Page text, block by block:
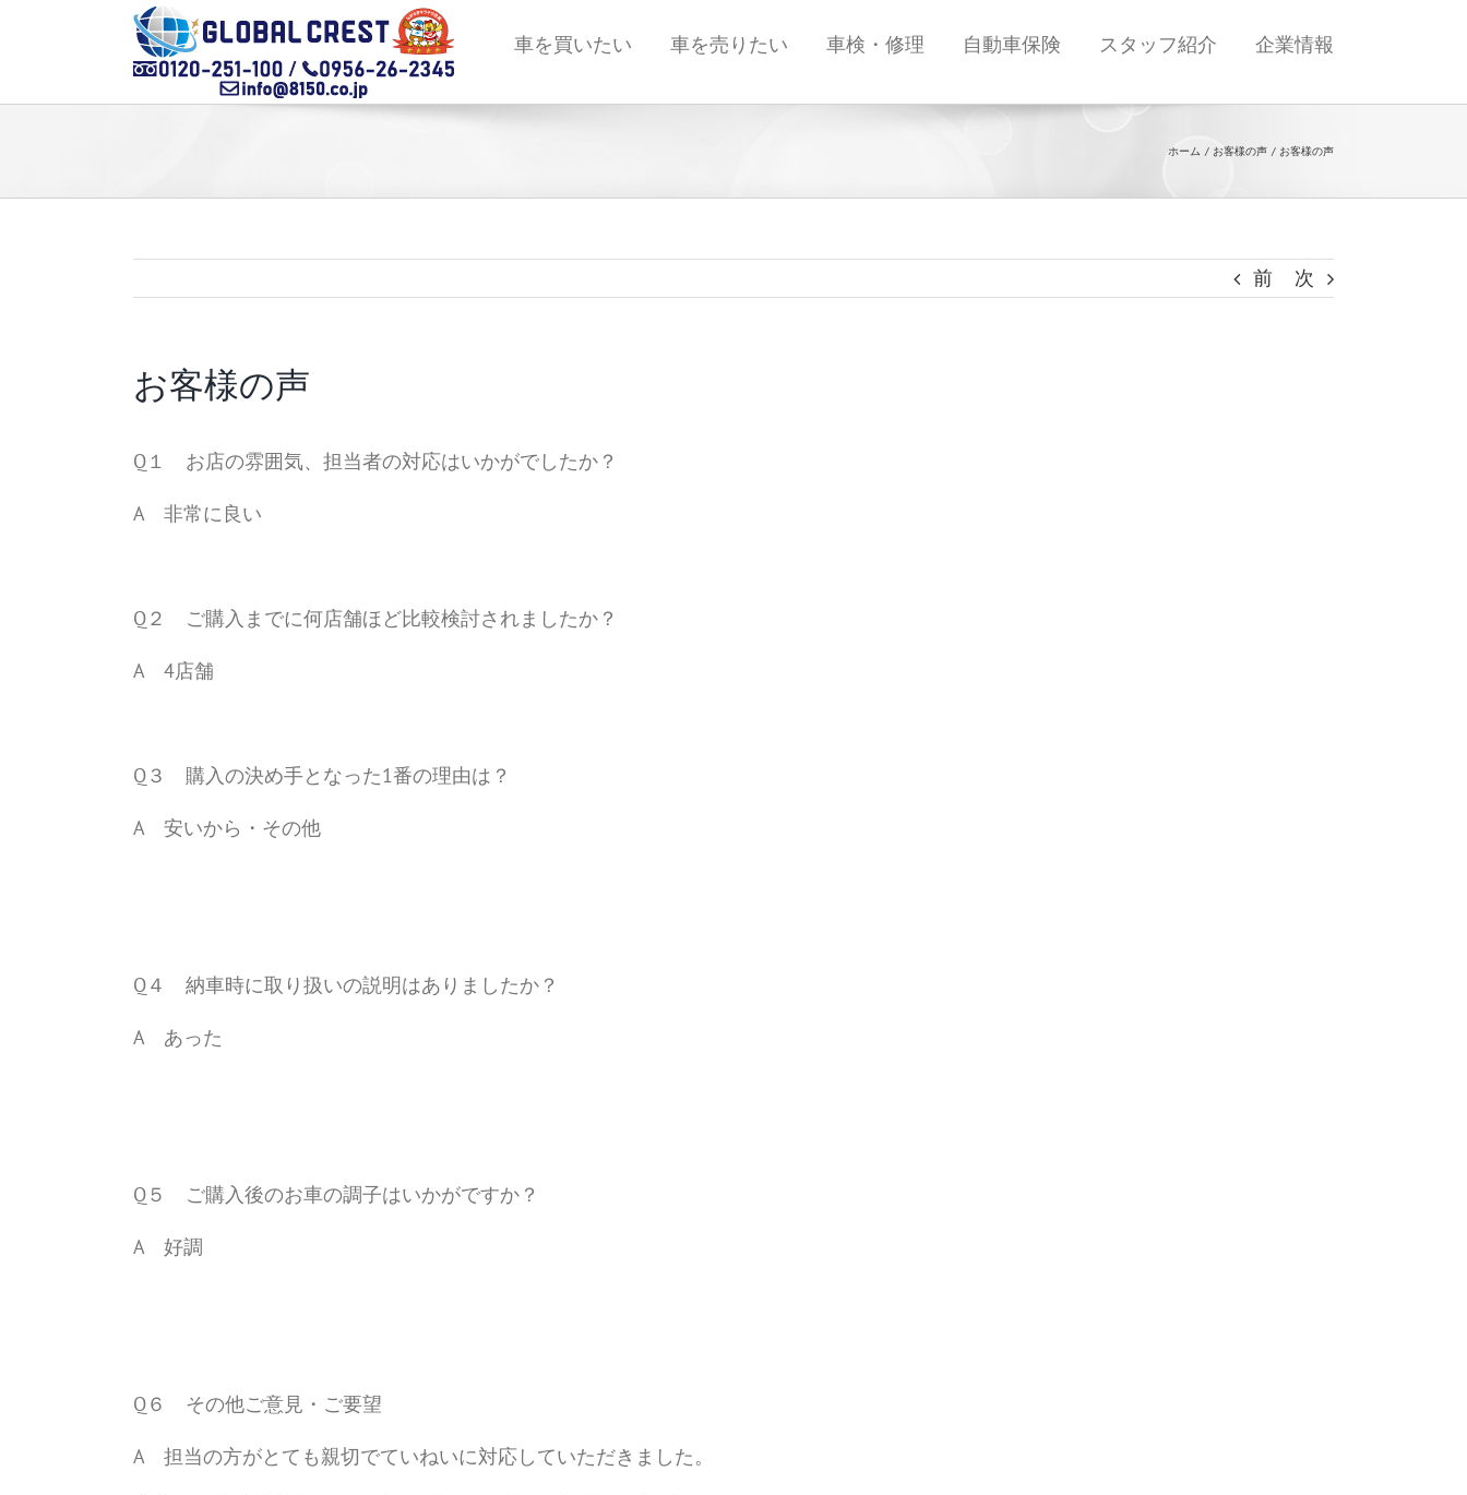
車を買いたい 車を売りたい 車検・修理 自動車保険 スタッフ紹介 企業情報
ホーム お客様の声 お客様の声
前 次
お客様の声
Q１ お店の雰囲気、担当者の対応はいかがでしたか？
A 非常に良い
Q２ ご購入までに何店舗ほど比較検討されましたか？
A 4店舗
Q３ 購入の決め手となった1番の理由は？
A 安いから・その他
Q４ 納車時に取り扱いの説明はありましたか？
A あった
Q５ ご購入後のお車の調子はいかがですか？
A 好調
Q６ その他ご意見・ご要望
A 担当の方がとても親切でていねいに対応していただきました。